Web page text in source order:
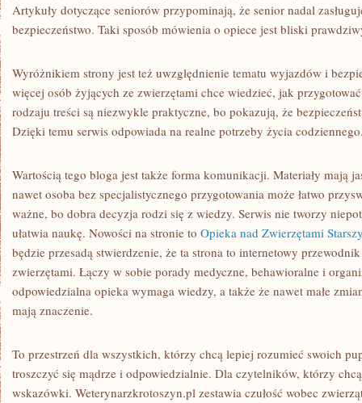
Artykuły dotyczące seniorów przypominają, że senior nadal
bezpieczeństwo. Taki sposób mówienia o opiece jest bliski
Wyróżnikiem strony jest też uwzględnienie tematu wyjazdów i
więcej osób żyjących ze zwierzętami chce wiedzieć, jak
rodzaju treści są niezwykle praktyczne, bo pokazują, że
Dzięki temu serwis odpowiada na realne potrzeby życia
Wartością tego bloga jest także forma komunikacji. Materiały mają
nawet osoba bez specjalistycznego przygotowania może łatwo
ważne, bo dobra decyzja rodzi się z wiedzy. Serwis nie tworzy
ułatwia naukę. Nowości na stronie to Opieka nad Zwierzętami
będzie przesadą stwierdzenie, że ta strona to internetowy
zwierzętami. Łączy w sobie porady medyczne, behawioralne i
odpowiedzialna opieka wymaga wiedzy, a także że nawet małe
mają znaczenie.
To przestrzeń dla wszystkich, którzy chcą lepiej rozumieć swoich
troszczyć się mądrze i odpowiedzialnie. Dla czytelników, którzy
wskazówki. Weterynarzkrotoszyn.pl zestawia czułość wobec